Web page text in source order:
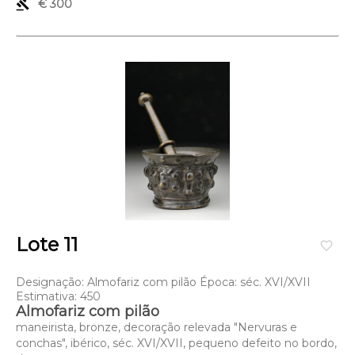
gavel € 300
favorite_border
Lote 11
Designação: Almofariz com pilão Época: séc. XVI/XVII
Estimativa: 450
Almofariz com pilão
maneirista, bronze, decoração relevada "Nervuras e
conchas", ibérico, séc. XVI/XVII, pequeno defeito no bordo,